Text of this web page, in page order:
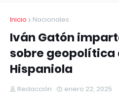
Inicio Nacionales
Iván Gatón
sobre geopolítica
Hispaniola
Redacción enero 22, 2025